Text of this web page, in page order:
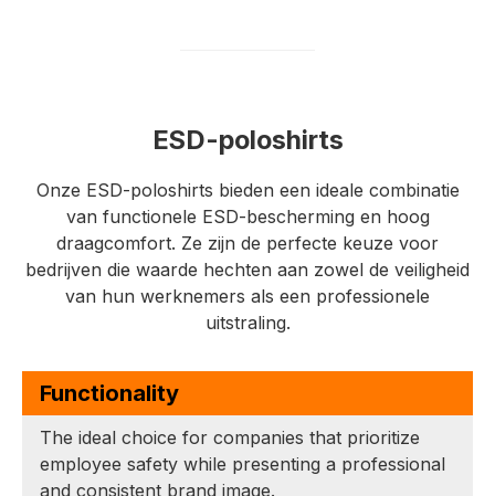
ESD-poloshirts
Onze ESD-poloshirts bieden een ideale combinatie
van functionele ESD-bescherming en hoog
draagcomfort. Ze zijn de perfecte keuze voor
bedrijven die waarde hechten aan zowel de veiligheid
van hun werknemers als een professionele
uitstraling.
Functionality
The ideal choice for companies that prioritize
employee safety while presenting a professional
and consistent brand image.